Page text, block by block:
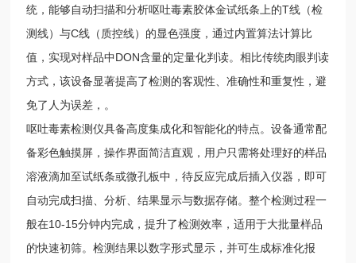
统，能够自动扫描和分析呕吐毒素胶体金试纸条上的T线（检
测线）与C线（质控线）的显色强度，通过内置算法计算比
值，实现对样品中DON含量的定量化判读。相比传统肉眼判读
方式，该设备显著提高了检测的客观性、准确性和重复性，避
免了人为误差，。
呕吐毒素检测仪具备高度集成化和智能化的特点。设备通常配
备彩色触摸屏，操作界面简洁直观，用户只需将处理好的样品
溶液滴加至试纸条或微孔板中，待反应完成后插入仪器，即可
自动完成扫描、分析、结果显示与数据存储。整个检测过程一
般在10-15分钟内完成，提升了检测效率，适用于大批量样品
的快速初筛。检测结果以数字形式显示，并可生成标准化报